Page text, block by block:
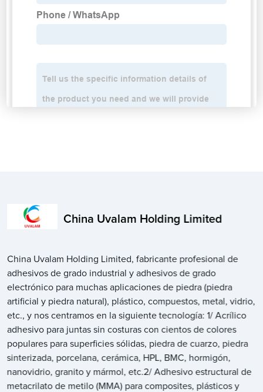
China Uvalam Holding Limited
China Uvalam Holding Limited, fabricante profesional de
adhesivos de grado industrial y adhesivos de grado
electrónico para muchas aplicaciones de piedra (piedra
artificial y piedra natural), plástico, compuestos, metal, vidrio,
etc., y nos centramos en la siguiente tecnología: 1/ Acrílico
adhesivo para juntas sin costuras con cientos de colores
populares para superficies sólidas, piedra de cuarzo, piedra
sinterizada, porcelana, cerámica, HPL, BMC, hormigón,
nanovidrio, granito y mármol, etc.2/ Adhesivo estructural de
metacrilato de metilo (MMA) para composites, plásticos y